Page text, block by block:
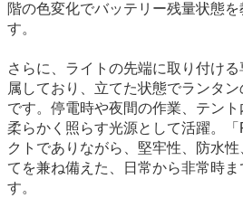
階の色変化でバッテリー残量状態
す。
さらに、ライトの先端に取り付け
属しており、立てた状態でランタ
です。停電時や夜間の作業、テン
柔らかく照らす光源として活躍。
クトでありながら、堅牢性、防水
てを兼ね備えた、日常から非常時
す。